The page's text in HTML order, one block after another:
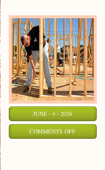
JUNE - 4 - 2026
COMMENTS OFFON